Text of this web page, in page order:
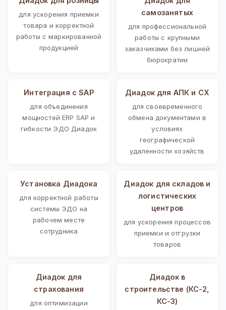
для ускорения приемки
товара и корректной
работы с маркированной
продукцией
самозанятых
для профессиональной
работы с крупными
заказчиками без лишней
бюрократии
Интеграция с SAP
для объединения
мощностей ERP SAP и
гибкости ЭДО Диадок
Диадок для АПК и СХ
для своевременного
обмена документами в
условиях
географической
удаленности хозяйств
Установка Диадока
для корректной работы
системы ЭДО на
рабочем месте
сотрудника
Диадок для складов и
логистических
центров
для ускорения процессов
приемки и отгрузки
товаров
Диадок для
страхования
для оптимизации
Диадок в
строительстве (КС-2,
КС-3)